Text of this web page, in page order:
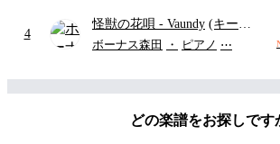
4
怪獣の花唄 - Vaundy (キーボ
ードパート)
ボーナス森田 ・ ピアノ ⋯
どの楽譜をお探しです